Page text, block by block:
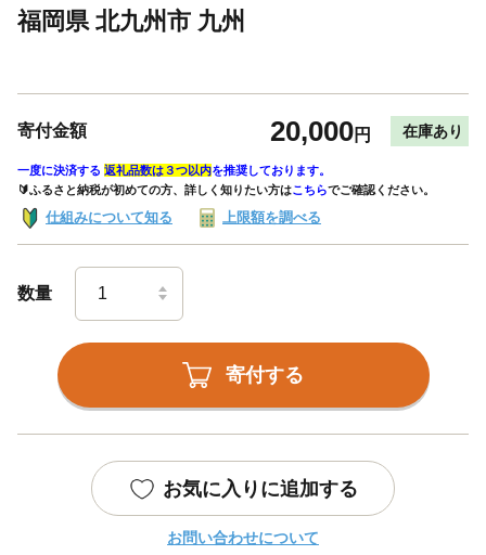
福岡県 北九州市 九州
寄付金額 20,000円 在庫あり
一度に決済する 返礼品数は３つ以内を推奨しております。
🔰ふるさと納税が初めての方、詳しく知りたい方はこちらでご確認ください。
仕組みについて知る 上限額を調べる
数量
寄付する
お気に入りに追加する
お問い合わせについて